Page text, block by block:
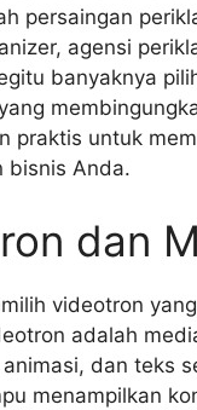
persaingan
agensi
banyaknya
praktis untuk
bisnis Anda.
dan
videotron
adalah
dan teks
menampilkan